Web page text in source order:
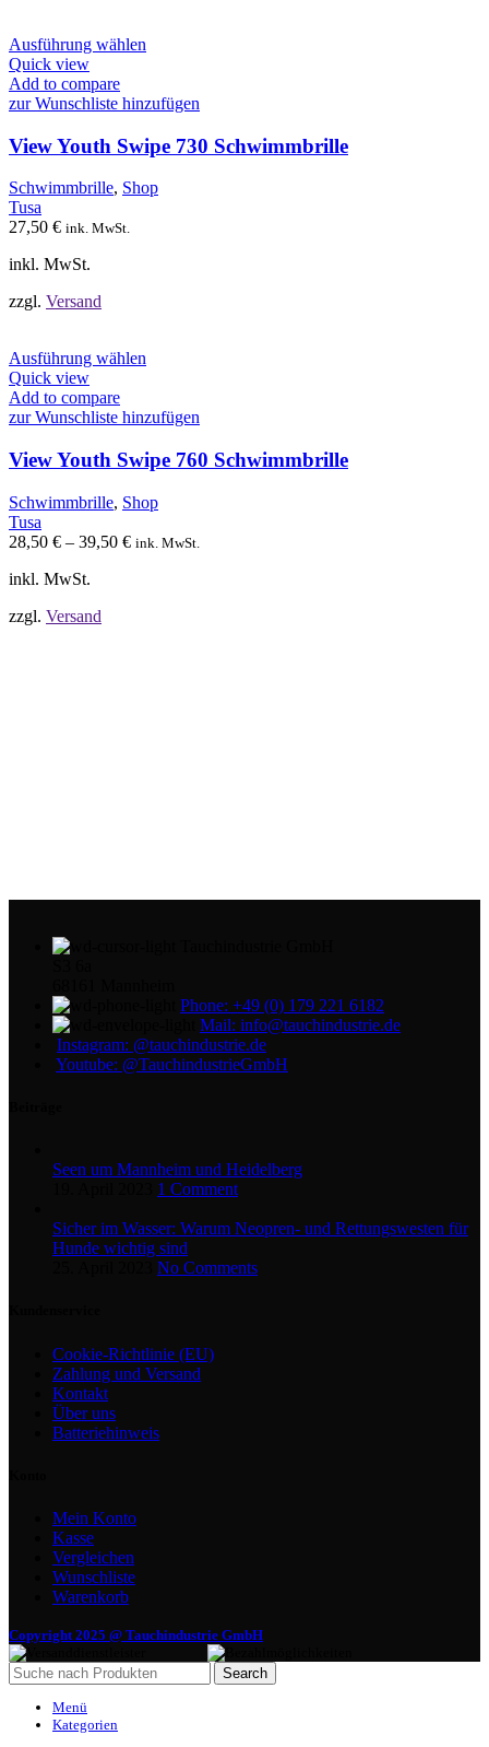
Ausführung wählen
mehrere
auf.
Die
Optionen
können
Quick view
Add to compare
zur Wunschliste hinzufügen
View Youth Swipe 730 Schwimmbrille
Schwimmbrille, Shop
Tusa
27,50 € ink. MwSt.
inkl. MwSt.
zzgl. Versand
Ausführung wählen
mehrere
auf.
Die
Optionen
können
auf
Quick view
Add to compare
zur Wunschliste hinzufügen
View Youth Swipe 760 Schwimmbrille
Schwimmbrille, Shop
Tusa
28,50 € – 39,50 € ink. MwSt.
inkl. MwSt.
zzgl. Versand
Phone: +49 (0) 179 221 6182
Mail: info@tauchindustrie.de
Instagram: @tauchindustrie.de
Youtube: @TauchindustrieGmbH
Seen um Mannheim und Heidelberg
1 Comment
Sicher im Wasser: Warum Neopren- und Rettungswesten für
Hunde wichtig sind
No Comments
Cookie-Richtlinie (EU)
Zahlung und Versand
Kontakt
Über uns
Batteriehinweis
Mein Konto
Kasse
Vergleichen
Wunschliste
Warenkorb
Copyright 2025 @ Tauchindustrie GmbH
Search
Menü
Kategorien